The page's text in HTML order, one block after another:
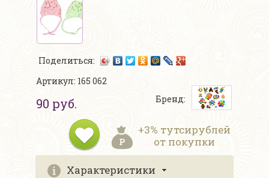
Поделиться:
Артикул: 165 062
90 руб. Бренд:
+3% тутсирублей
от покупки
Характеристики